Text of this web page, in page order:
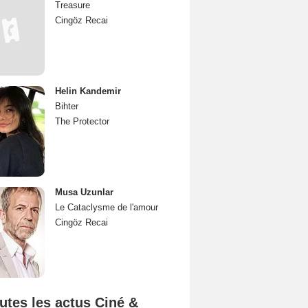
Treasure
Cingöz Recai
Helin Kandemir
Bihter
The Protector
Musa Uzunlar
Le Cataclysme de l'amour
Cingöz Recai
les actus Ciné &